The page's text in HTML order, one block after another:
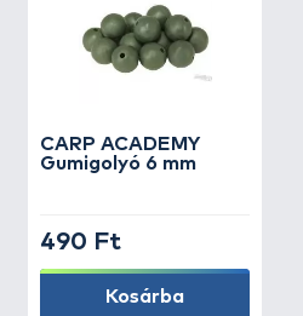
CARP ACADEMY
Gumigolyó 6 mm
490 Ft
Kosárba